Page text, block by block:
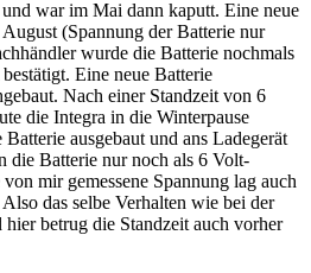
war im Mai dann kaputt. Eine neue
(Spannung der Batterie nur
wurde die Batterie nochmals
Eine neue Batterie
Nach einer Standzeit von 6
die Integra in die Winterpause
ausgebaut und ans Ladegerät
die Batterie nur noch als 6 Volt-
mir gemessene Spannung lag auch
das selbe Verhalten wie bei der
hier betrug die Standzeit auch vorher